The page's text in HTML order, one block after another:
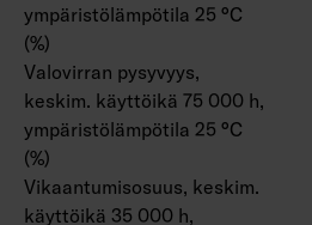
ympäristölämpötila 25 °C
(%)
Valovirran pysyvyys,
keskim. käyttöikä 75 000 h,
ympäristölämpötila 25 °C
(%)
Vikaantumisosuus, keskim.
käyttöikä 35 000 h,